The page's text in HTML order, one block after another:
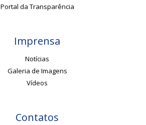
Portal da Transparência
Imprensa
Notícias
Galeria de Imagens
Vídeos
Contatos